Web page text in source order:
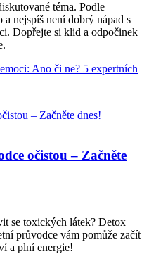
téma. Podle
nejspíš není dobrý nápad s
Dopřejte si klid a odpočinek
Ano či ne? 5 expertních
očistou – Začněte
se toxických látek? Detox
průvodce vám pomůže začít
a plní energie!